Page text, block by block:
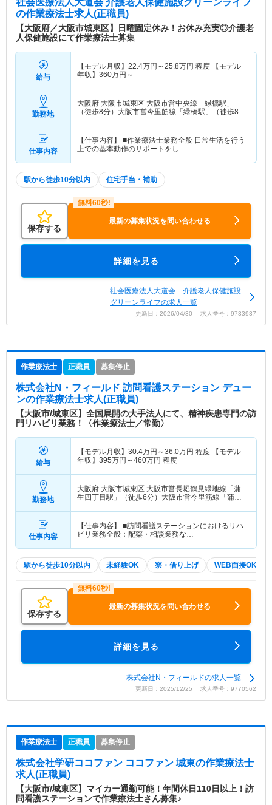
社会医療法人大道会 介護老人保健施設グリーンライフ
の作業療法士求人(正職員)
【大阪府／大阪市城東区】日曜固定休み！お休み充実◎介護老
人保健施設にて作業療法士募集
給与
【モデル月収】 22.4万円～25.8万円 程度 【モデル
年収】 360万円～
勤務地
大阪府 大阪市城東区 大阪市営中央線「緑橋駅」
（徒歩8分）大阪市営今里筋線「緑橋駅」（徒歩8
仕事内容
【仕事内容】 ■作業療法士業務全般 日常生活を行う
上での基本動作のサポートをし…
駅から徒歩10分以内 住宅手当・補助
保存する
最新の募集状況を問い合わせる
詳細を見る
社会医療法人大道会 介護老人保健施設
グリーンライフの求人一覧
更新日：2026/04/30 求人番号：9733937
作業療法士 正職員 募集停止
株式会社N・フィールド 訪問看護ステーション デュー
ンの作業療法士求人(正職員)
【大阪市/城東区】全国展開の大手法人にて、精神疾患専門の訪
門リハビリ業務！〈作業療法士／常勤〉
給与
【モデル月収】 30.4万円～36.0万円 程度 【モデル
年収】 395万円～460万円 程度
勤務地
大阪府 大阪市城東区 大阪市営長堀鶴見緑地線「蒲
生四丁目駅」（徒歩6分）大阪市営今里筋線「蒲生
仕事内容
【仕事内容】 ■訪問看護ステーションにおけるリハ
ビリ業務全般：配薬・相談業務な…
駅から徒歩10分以内 未経験OK 寮・借り上げ WEB面接OK
保存する
最新の募集状況を問い合わせる
詳細を見る
株式会社N・フィールドの求人一覧
更新日：2025/12/25 求人番号：9770562
作業療法士 正職員 募集停止
株式会社学研ココファン ココファン 城東の作業療法士
求人(正職員)
【大阪市/城東区】マイカー通勤可能！年間休日110日以上！訪
問看護ステーションで作業療法士さん募集♪